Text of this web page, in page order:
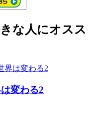
な人にオスス
変わる2